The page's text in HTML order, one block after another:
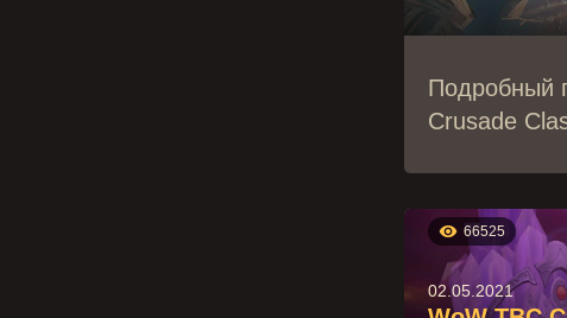
Подробный
Crusade
 66525
02.05.2021